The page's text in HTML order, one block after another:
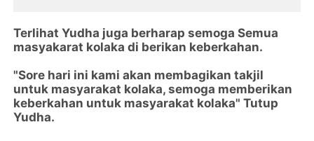
Terlihat Yudha juga berharap semoga Semua
masyakarat kolaka di berikan keberkahan.
"Sore hari ini kami akan membagikan takjil
untuk masyarakat kolaka, semoga memberikan
keberkahan untuk masyarakat kolaka" Tutup
Yudha.